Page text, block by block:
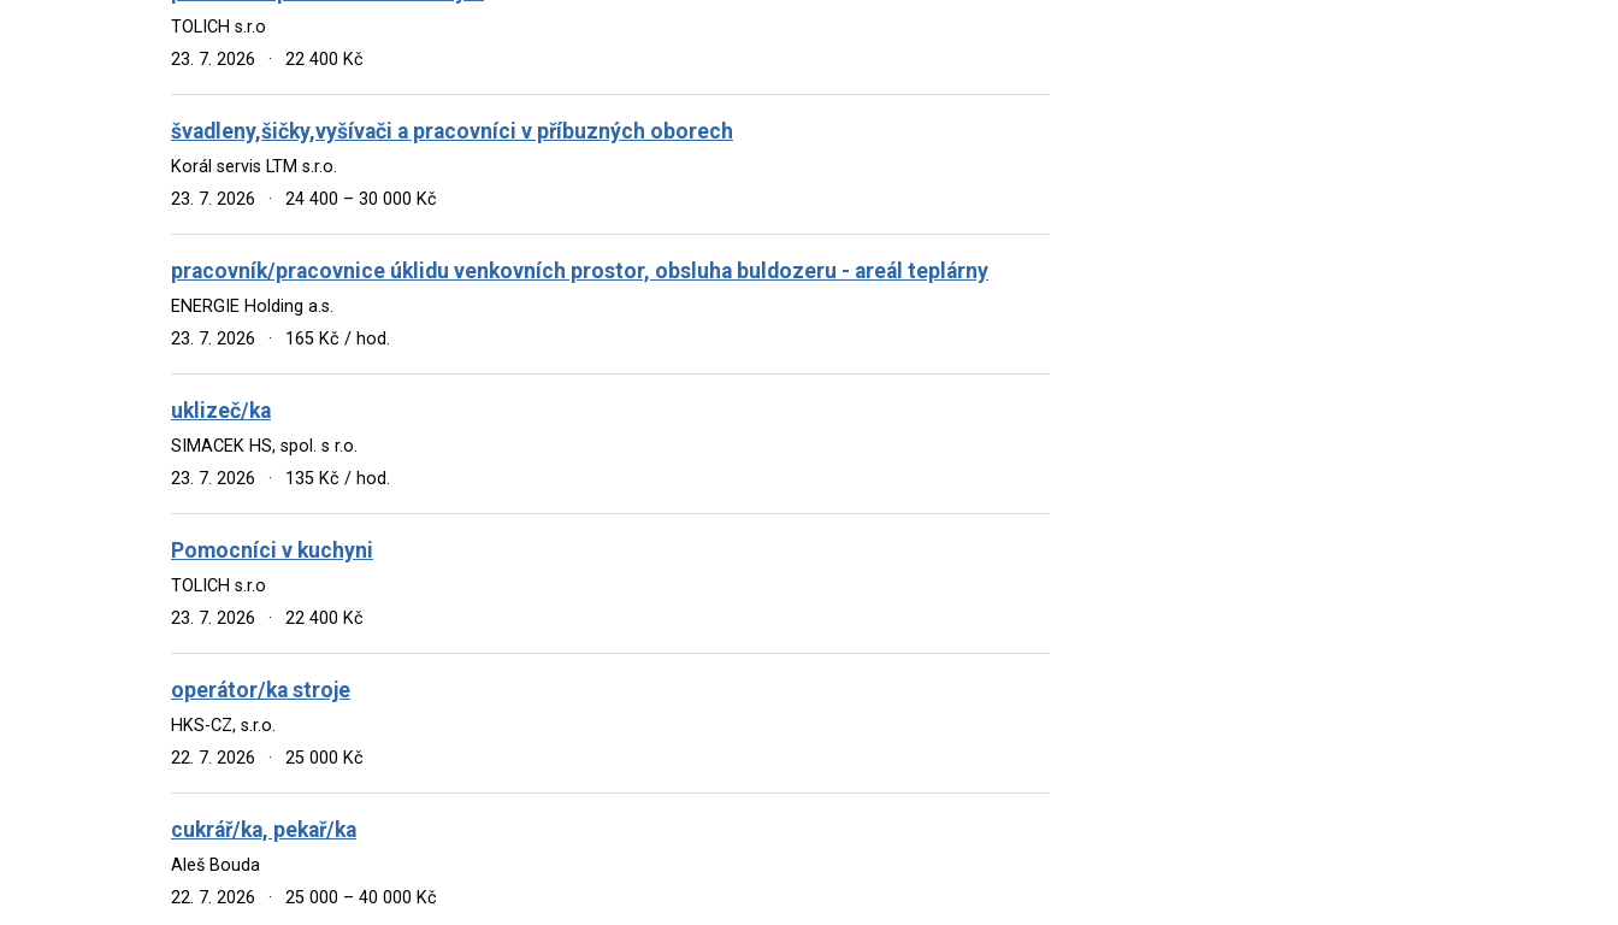
TOLICH s.r.o
23. 7. 2026
· 22 400 Kč
švadleny,šičky,vyšívači a pracovníci v příbuzných oborech
Korál servis LTM s.r.o.
23. 7. 2026
· 24 400 – 30 000 Kč
pracovník/pracovnice úklidu venkovních prostor, obsluha buldozeru - areál teplárny
ENERGIE Holding a.s.
23. 7. 2026
· 165 Kč / hod.
uklizeč/ka
SIMACEK HS, spol. s r.o.
23. 7. 2026
· 135 Kč / hod.
Pomocníci v kuchyni
TOLICH s.r.o
23. 7. 2026
· 22 400 Kč
operátor/ka stroje
HKS-CZ, s.r.o.
22. 7. 2026
· 25 000 Kč
cukrář/ka, pekař/ka
Aleš Bouda
22. 7. 2026
· 25 000 – 40 000 Kč